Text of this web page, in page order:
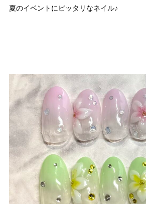
夏のイベントにピッタリなネイル♪